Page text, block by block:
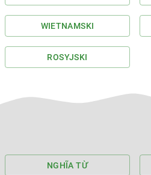
WIETNAMSKI
ROSYJSKI
NGHĨA TỪ